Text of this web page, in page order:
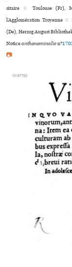
si­taire ♢ Toulouse (Fr),
l’Agglomération Troyenne
(De), Herzog August
Noticeanthonominalien°
📷